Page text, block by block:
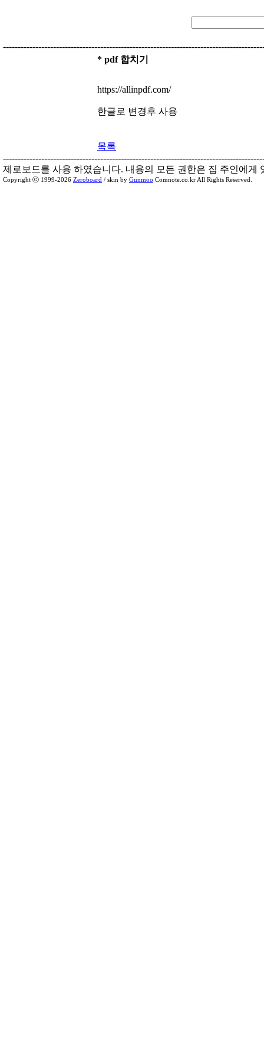
* pdf 합치기
https://allinpdf.com/
한글로 변경후 사용
목록
제로보드를 사용 하였습니다. 내용의 모든 권한은 집 주인에게
Copyright ⓒ 1999-2026 Zeroboard / skin by Gunmoo Comnote.co.kr All Rights Reserved.